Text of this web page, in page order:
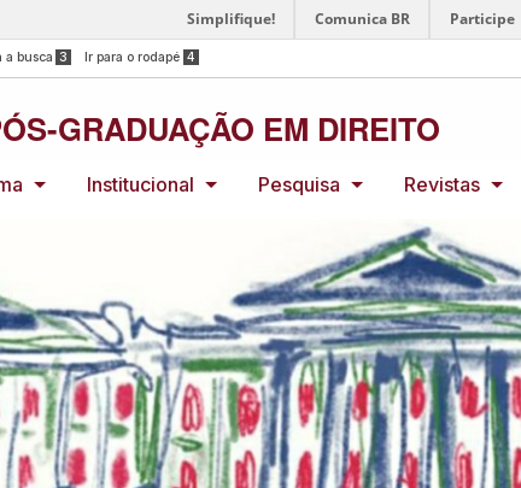
Simplifique! Comunica BR Participe
a busca 3 Ir para o rodapé 4
GRADUAÇÃO EM DIREITO
Institucional Pesquisa Revistas